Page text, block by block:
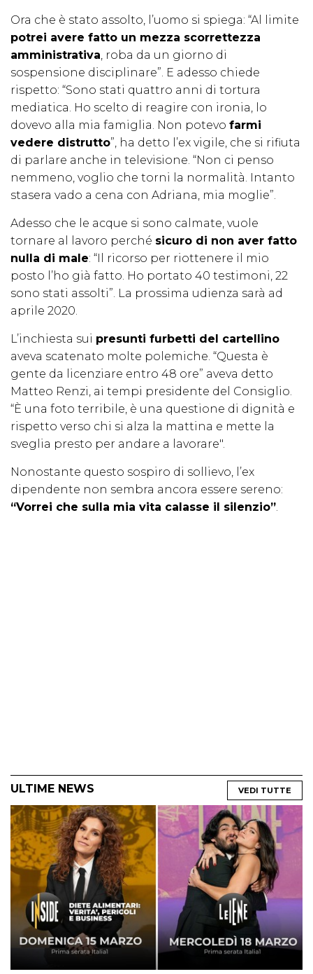
Ora che è stato assolto, l’uomo si spiega: “Al limite
potrei avere fatto un mezza scorrettezza
amministrativa, roba da un giorno di
sospensione disciplinare”. E adesso chiede
rispetto: “Sono stati quattro anni di tortura
mediatica. Ho scelto di reagire con ironia, lo
dovevo alla mia famiglia. Non potevo farmi
vedere distrutto”, ha detto l’ex vigile, che si rifiuta
di parlare anche in televisione. “Non ci penso
nemmeno, voglio che torni la normalità. Intanto
stasera vado a cena con Adriana, mia moglie”.
Adesso che le acque si sono calmate, vuole
tornare al lavoro perché sicuro di non aver fatto
nulla di male: “Il ricorso per riottenere il mio
posto l’ho già fatto. Ho portato 40 testimoni, 22
sono stati assolti”. La prossima udienza sarà ad
aprile 2020.
L’inchiesta sui presunti furbetti del cartellino
aveva scatenato molte polemiche. “Questa è
gente da licenziare entro 48 ore” aveva detto
Matteo Renzi, ai tempi presidente del Consiglio.
“È una foto terribile, è una questione di dignità e
rispetto verso chi si alza la mattina e mette la
sveglia presto per andare a lavorare".
Nonostante questo sospiro di sollievo, l’ex
dipendente non sembra ancora essere sereno:
“Vorrei che sulla mia vita calasse il silenzio”.
ULTIME NEWS VEDI TUTTE